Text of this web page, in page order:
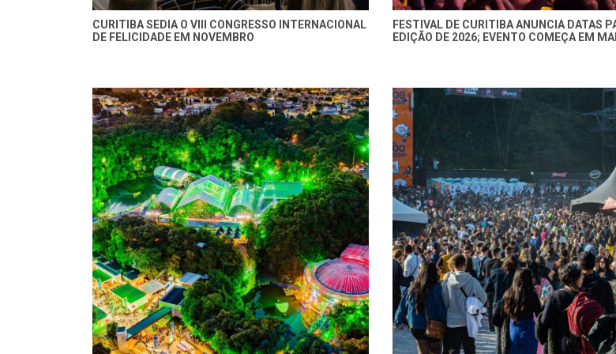
CURITIBA SEDIA O VIII CONGRESSO INTERNACIONAL
DE FELICIDADE EM NOVEMBRO
FESTIVAL DE CURITIBA ANUNCIA DATAS
EDIÇÃO DE 2026; EVENTO COMEÇA EM